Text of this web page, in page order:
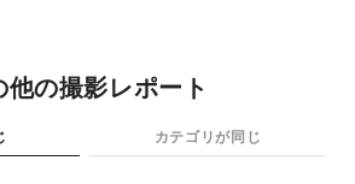
他の撮影レポート
カテゴリが同じ